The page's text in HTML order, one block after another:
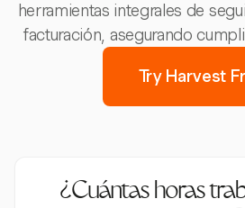
herramientas integrales de
facturación, asegurando
Try Harvest
¿Cuántas horas